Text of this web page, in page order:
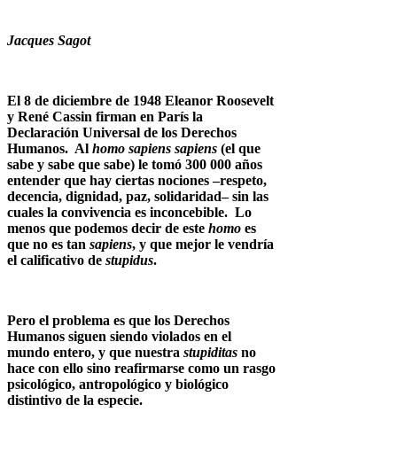
Jacques Sagot
El 8 de diciembre de 1948 Eleanor Roosevelt
y René Cassin firman en París la
Declaración Universal de los Derechos
Humanos. Al homo sapiens sapiens (el que
sabe y sabe que sabe) le tomó 300 000 años
entender que hay ciertas nociones –respeto,
decencia, dignidad, paz, solidaridad– sin las
cuales la convivencia es inconcebible. Lo
menos que podemos decir de este homo es
que no es tan sapiens, y que mejor le vendría
el calificativo de stupidus.
Pero el problema es que los Derechos
Humanos siguen siendo violados en el
mundo entero, y que nuestra stupiditas no
hace con ello sino reafirmarse como un rasgo
psicológico, antropológico y biológico
distintivo de la especie.